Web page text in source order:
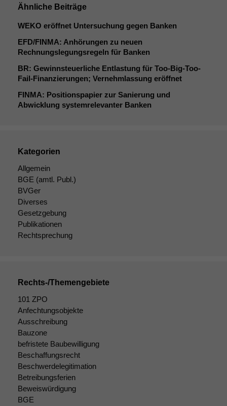
Ähnliche Beiträge
WEKO eröffnet Untersuchung gegen Banken
EFD/FINMA: Anhörungen zu neuen
Rechnungslegungsregeln für Banken
BR: Gewinnsteuerliche Entlastung für Too-Big-Too-
Fail-Finanzierungen; Vernehmlassung eröffnet
FINMA: Positionspapier zur Sanierung und
Abwicklung systemrelevanter Banken
Kategorien
Allgemein
BGE (amtl. Publ.)
BVGer
Diverses
Gesetzgebung
Publikationen
Rechtsprechung
Rechts-/Themengebiete
101 ZPO
Anfechtungsobjekte
Ausschreibung
Bauzone
befristete Baubewilligung
Beschaffungsrecht
Beschwerdelegitimation
Betreibungsferien
Beweiswürdigung
BGE